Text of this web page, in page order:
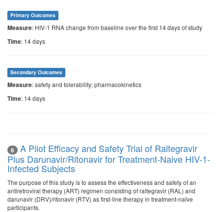
Primary Outcomes
Measure: HIV-1 RNA change from baseline over the first 14 days of study
Time: 14 days
Secondary Outcomes
Measure: safety and tolerability; pharmacokinetics
Time: 14 days
6
A Pilot Efficacy and Safety Trial of Raltegravir
Plus Darunavir/Ritonavir for Treatment-Naive HIV-1-
Infected Subjects
The purpose of this study is to assess the effectiveness and safety of an
antiretroviral therapy (ART) regimen consisting of raltegravir (RAL) and
darunavir (DRV)/ritonavir (RTV) as first-line therapy in treatment-naïve
participants.